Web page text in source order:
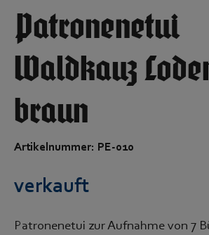
Patronenetui
Waldkauz
braun
Artikelnummer: PE-010
verkauft
Patronenetui zur Aufnahme von 7